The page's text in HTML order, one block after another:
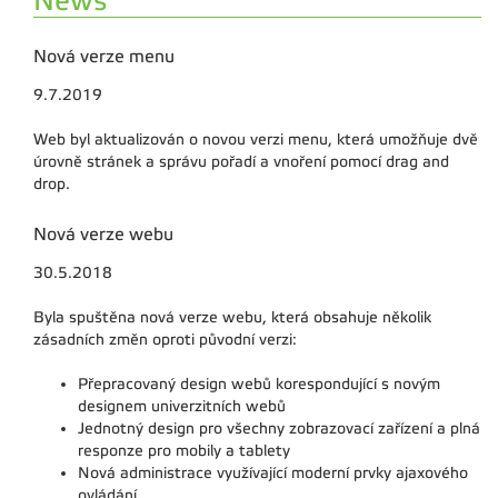
Nová verze menu
9.7.2019
Web byl aktualizován o novou verzi menu, která umožňuje dvě
úrovně stránek a správu pořadí a vnoření pomocí drag and
drop.
Nová verze webu
30.5.2018
Byla spuštěna nová verze webu, která obsahuje několik
zásadních změn oproti původní verzi:
Přepracovaný design webů korespondující s novým
designem univerzitních webů
Jednotný design pro všechny zobrazovací zařízení a plná
responze pro mobily a tablety
Nová administrace využívající moderní prvky ajaxového